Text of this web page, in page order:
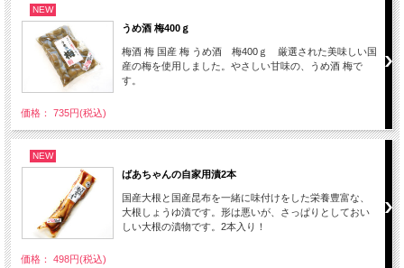
NEW
うめ酒 梅400ｇ
梅酒 梅 国産 梅 うめ酒 梅400ｇ 厳選された美味しい国
産の梅を使用しました。やさしい甘味の、うめ酒 梅で
す。
価格： 735円(税込)
NEW
ばあちゃんの自家用漬2本
国産大根と国産昆布を一緒に味付けをした栄養豊富な、
大根しょうゆ漬です。形は悪いが、さっぱりとしておい
しい大根の漬物です。2本入り！
価格： 498円(税込)